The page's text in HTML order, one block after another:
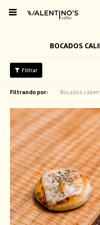

BOCADOS
Filtrando por: Bocados